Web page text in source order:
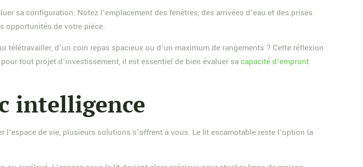
sa configuration. Notez l’emplacement des fenêtres, des arrivées d’eau et des prises
opportunités de votre pièce.
d’un coin repas spacieux ou d’un maximum de rangements ? Cette réflexion
tout projet d’investissement, il est essentiel de bien évaluer sacapacité d’emprunt
intelligence
de vie, plusieurs solutions s’offrent à vous. Le lit escamotable reste l’option la